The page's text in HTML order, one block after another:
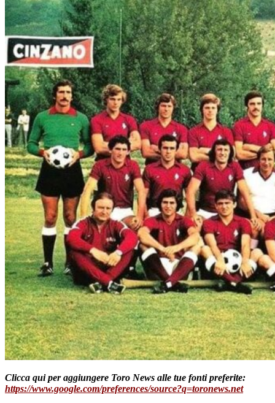
Clicca qui per aggiungere Toro News alle tue fonti preferite:
https://www.google.com/preferences/source?q=toronews.net